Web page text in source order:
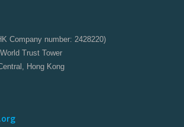
Company number: 2428220)
Trust Tower
Hong Kong